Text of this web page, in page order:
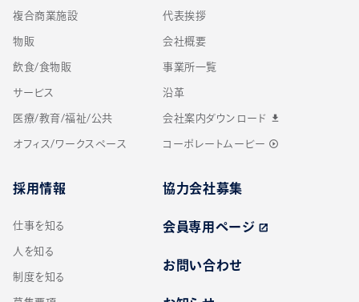
複合商業施設
物販
飲食/食物販
サービス
医療/教育/福祉/公共
オフィス/ワークスペース
代表挨拶
会社概要
事業所一覧
沿革
会社案内ダウンロード download
コーポレートムービー play_circle_outline
採用情報
仕事を知る
人を知る
制度を知る
協力会社募集
会員専用ページ open_in_new
お問い合わせ